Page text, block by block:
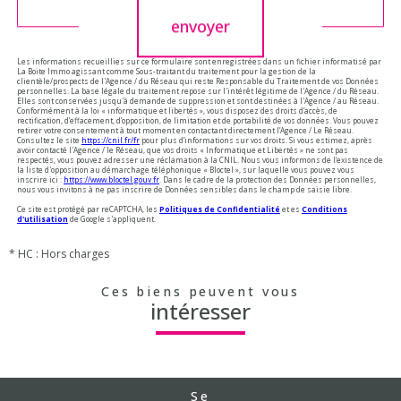
envoyer
Les informations recueillies sur ce formulaire sont enregistrées dans un fichier informatisé par
La Boite Immo agissant comme Sous-traitant du traitement pour la gestion de la
clientèle/prospects de l'Agence / du Réseau qui reste Responsable du Traitement de vos Données
personnelles. La base légale du traitement repose sur l'intérêt légitime de l'Agence / du Réseau.
Elles sont conservées jusqu'à demande de suppression et sont destinées à l'Agence / au Réseau.
Conformément à la loi « informatique et libertés », vous disposez des droits d’accès, de
rectification, d’effacement, d’opposition, de limitation et de portabilité de vos données. Vous pouvez
retirer votre consentement à tout moment en contactant directement l’Agence / Le Réseau.
Consultez le site https://cnil.fr/fr pour plus d’informations sur vos droits. Si vous estimez, après
avoir contacté l'Agence / le Réseau, que vos droits « Informatique et Libertés » ne sont pas
respectés, vous pouvez adresser une réclamation à la CNIL. Nous vous informons de l’existence de
la liste d'opposition au démarchage téléphonique « Bloctel », sur laquelle vous pouvez vous
inscrire ici : https://www.bloctel.gouv.fr . Dans le cadre de la protection des Données personnelles,
nous vous invitons à ne pas inscrire de Données sensibles dans le champ de saisie libre.
Ce site est protégé par reCAPTCHA, les Politiques de Confidentialité et es Conditions
d'utilisation de Google s'appliquent.
* HC : Hors charges
Ces biens peuvent vous
intéresser
Se